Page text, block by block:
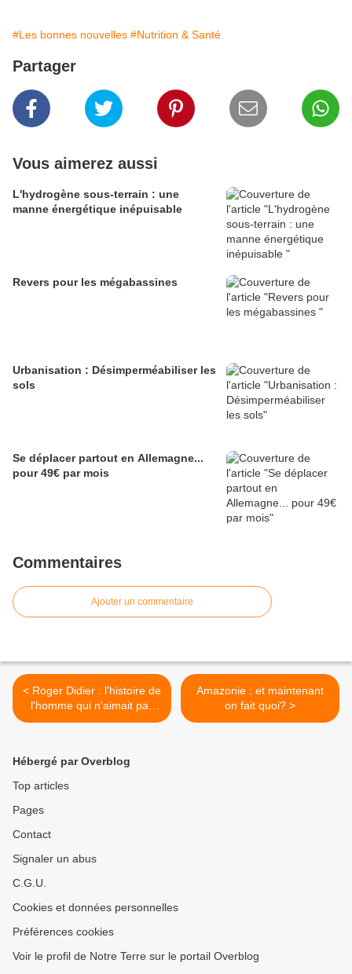
#Les bonnes nouvelles #Nutrition & Santé
Partager
Vous aimerez aussi
L'hydrogène sous-terrain : une
manne énergétique inépuisable
Revers pour les mégabassines
Urbanisation : Désimperméabiliser les
sols
Se déplacer partout en Allemagne...
pour 49€ par mois
Commentaires
Ajouter un commentaire
< Roger Didier : l'histoire de
l'homme qui n'aimait pas
les arbres
Amazonie : et maintenant
on fait quoi? >
Hébergé par Overblog
Top articles
Pages
Contact
Signaler un abus
C.G.U.
Cookies et données personnelles
Préférences cookies
Voir le profil de Notre Terre sur le portail Overblog